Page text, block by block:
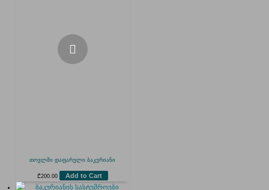
თოვლში დაფარული ბაკურიანი
₾200.00 Add to Cart